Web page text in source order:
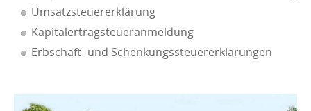
Umsatzsteuererklärung
Kapitalertragsteueranmeldung
Erbschaft- und Schenkungssteuererklärungen